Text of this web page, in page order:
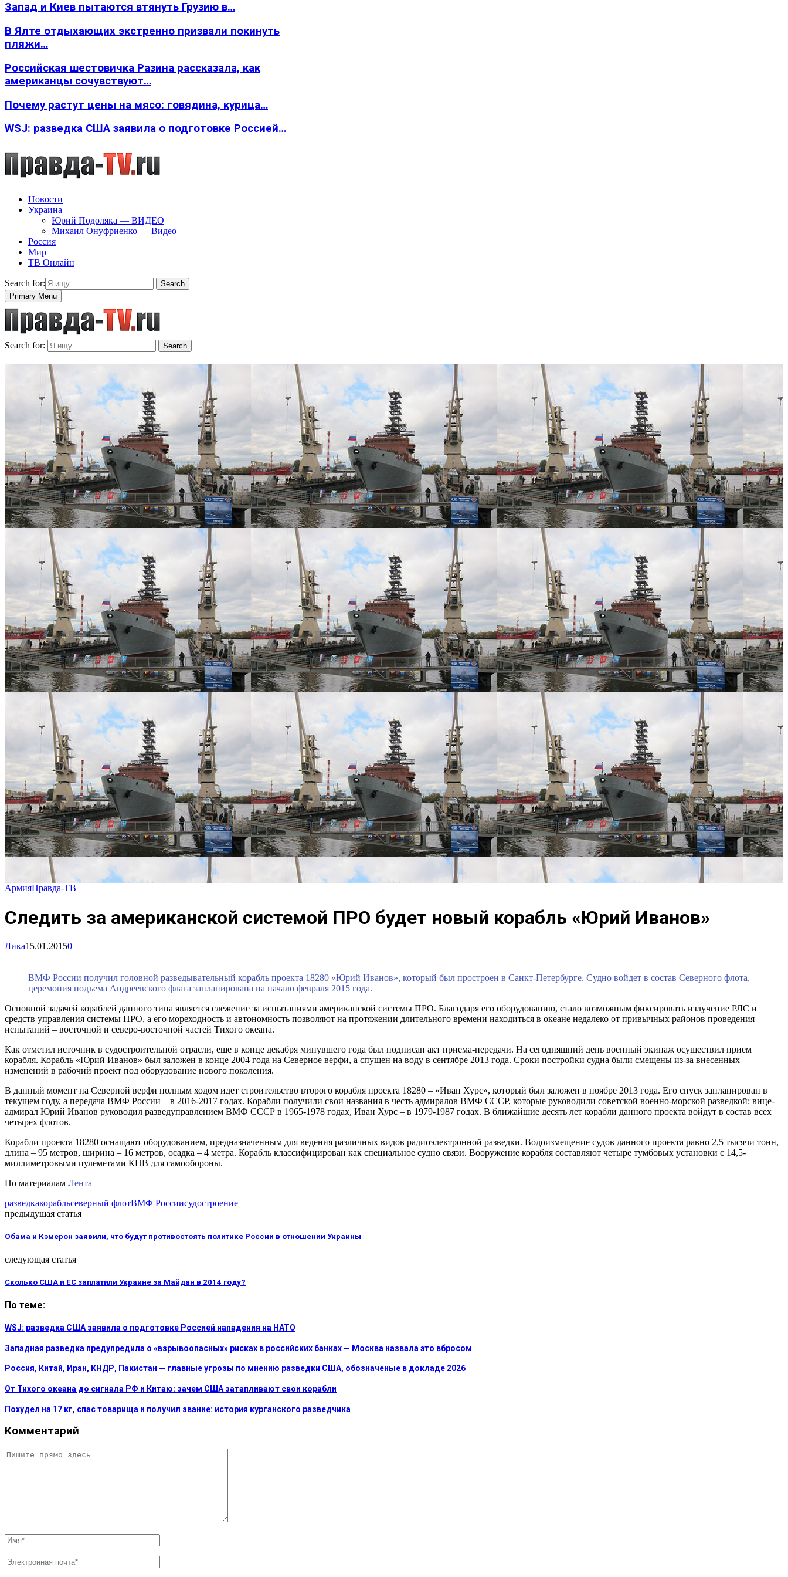
Запад и Киев пытаются втянуть Грузию в…
В Ялте отдыхающих экстренно призвали покинуть
пляжи…
Российская шестовичка Разина рассказала, как
американцы сочувствуют…
Почему растут цены на мясо: говядина, курица…
WSJ: разведка США заявила о подготовке Россией…
Новости
Украина
Юрий Подоляка — ВИДЕО
Михаил Онуфриенко — Видео
Россия
Мир
ТВ Онлайн
Search for:
Search
Primary Menu
Search for: Search
АрмияПравда-ТВ
Следить за американской системой ПРО будет новый корабль «Юрий Иванов»
Лика15.01.20150
ВМФ России получил головной разведывательный корабль проекта 18280 «Юрий Иванов», который был простроен в Санкт-Петербурге. Судно войдет в состав Северного флота,
церемония подъема Андреевского флага запланирована на начало февраля 2015 года.
Основной задачей кораблей данного типа является слежение за испытаниями американской системы ПРО. Благодаря его оборудованию, стало возможным фиксировать излучение РЛС и
средств управления системы ПРО, а его мореходность и автономность позволяют на протяжении длительного времени находиться в океане недалеко от привычных районов проведения
испытаний – восточной и северо-восточной частей Тихого океана.
Как отметил источник в судостроительной отрасли, еще в конце декабря минувшего года был подписан акт приема-передачи. На сегодняшний день военный экипаж осуществил прием
корабля. Корабль «Юрий Иванов» был заложен в конце 2004 года на Северное верфи, а спущен на воду в сентябре 2013 года. Сроки постройки судна были смещены из-за внесенных
изменений в рабочий проект под оборудование нового поколения.
В данный момент на Северной верфи полным ходом идет строительство второго корабля проекта 18280 – «Иван Хурс», который был заложен в ноябре 2013 года. Его спуск запланирован в
текущем году, а передача ВМФ России – в 2016-2017 годах. Корабли получили свои названия в честь адмиралов ВМФ СССР, которые руководили советской военно-морской разведкой: вице-
адмирал Юрий Иванов руководил разведуправлением ВМФ СССР в 1965-1978 годах, Иван Хурс – в 1979-1987 годах. В ближайшие десять лет корабли данного проекта войдут в состав всех
четырех флотов.
Корабли проекта 18280 оснащают оборудованием, предназначенным для ведения различных видов радиоэлектронной разведки. Водоизмещение судов данного проекта равно 2,5 тысячи тонн,
длина – 95 метров, ширина – 16 метров, осадка – 4 метра. Корабль классифицирован как специальное судно связи. Вооружение корабля составляют четыре тумбовых установки с 14,5-
миллиметровыми пулеметами КПВ для самообороны.
По материалам Лента
разведкакорабльсеверный флотВМФ Россиисудостроение
предыдущая статья
Обама и Кэмерон заявили, что будут противостоять политике России в отношении Украины
следующая статья
Сколько США и ЕС заплатили Украине за Майдан в 2014 году?
По теме:
WSJ: разведка США заявила о подготовке Россией нападения на НАТО
Западная разведка предупредила о «взрывоопасных» рисках в российских банках — Москва назвала это вбросом
Россия, Китай, Иран, КНДР, Пакистан — главные угрозы по мнению разведки США, обозначеные в докладе 2026
От Тихого океана до сигнала РФ и Китаю: зачем США затапливают свои корабли
Похудел на 17 кг, спас товарища и получил звание: история курганского разведчика
Комментарий